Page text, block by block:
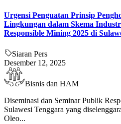
Urgensi Penguatan Prinsip
Lingkungan dalam Skema
Responsible Mining 2025 di
Siaran Pers
Desember 12, 2025
Bisnis dan HAM
Diseminasi dan Seminar Publik
Sulawesi Tenggara yang
Oleo...